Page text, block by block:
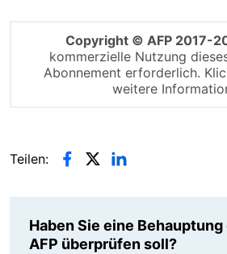
Copyright © AFP 2017-
kommerzielle Nutzung
Abonnement erforderlich.
weitere
Teilen:
Haben Sie eine
AFP überprüfen soll?